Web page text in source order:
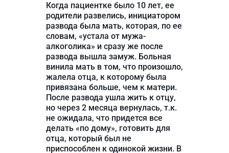
Когда пациентке было 10 лет, ее
родители развелись, инициатором
развода была мать, которая, по ее
словам, «устала от мужа-
алкоголика» и сразу же после
развода вышла замуж. Больная
винила мать в том, что произошло,
жалела отца, к которому была
привязана больше, чем к матери.
После развода ушла жить к отцу,
но через 2 месяца вернулась, т.к.
не ожидала, что придется все
делать «по дому», готовить для
отца, который был не
приспособлен к одинокой жизни. В